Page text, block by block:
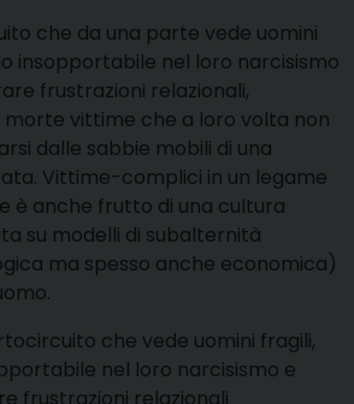
che da una parte vede uomini
insopportabile nel loro narcisismo
frustrazioni relazionali,
morte vittime che a loro volta non
dalle sabbie mobili di una
Vittime-complici in un legame
è anche frutto di una cultura
su modelli di subalternità
ma spesso anche economica)
che vede uomini fragili,
nel loro narcisismo e